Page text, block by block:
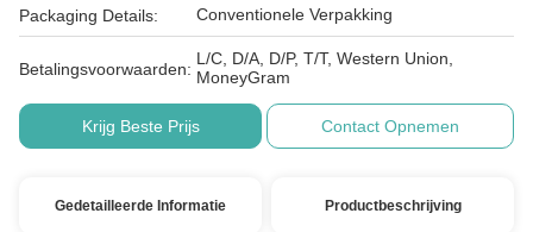
Packaging Details: Conventionele Verpakking
Betalingsvoorwaarden:
L/C, D/A, D/P, T/T, Western Union,
MoneyGram
Krijg Beste Prijs Contact Opnemen
Gedetailleerde Informatie Productbeschrijving